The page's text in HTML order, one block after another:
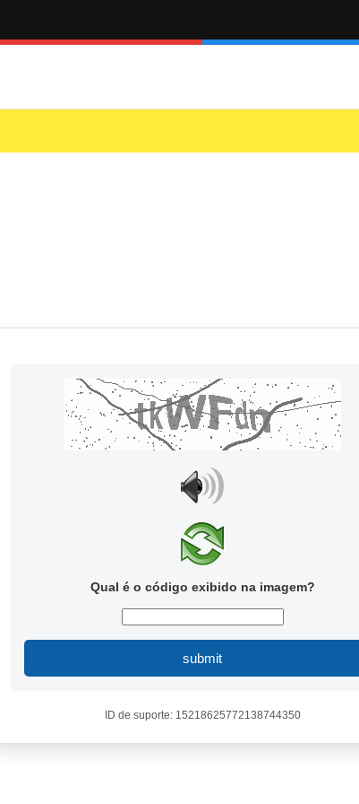
Qual é o código exibido na imagem?
submit
ID de suporte: 15218625772138744350